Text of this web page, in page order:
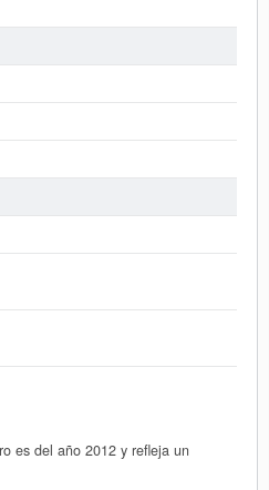
es del año 2012 y refleja un